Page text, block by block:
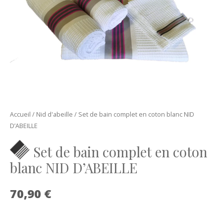
Accueil / Nid d'abeille / Set de bain complet en coton blanc NID
D’ABEILLE
Set de bain complet en coton
blanc NID D’ABEILLE
70,90 €